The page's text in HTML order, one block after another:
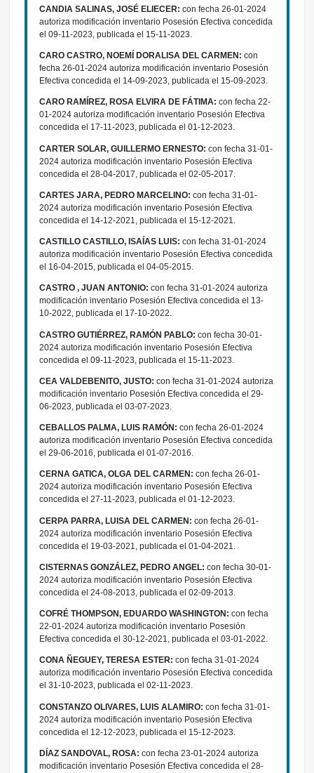
CANDIA SALINAS, JOSÉ ELIECER: con fecha 26-01-2024
autoriza modificación inventario Posesión Efectiva concedida
el 09-11-2023, publicada el 15-11-2023.
CARO CASTRO, NOEMÍ DORALISA DEL CARMEN: con
fecha 26-01-2024 autoriza modificación inventario Posesión
Efectiva concedida el 14-09-2023, publicada el 15-09-2023.
CARO RAMÍREZ, ROSA ELVIRA DE FÁTIMA: con fecha 22-
01-2024 autoriza modificación inventario Posesión Efectiva
concedida el 17-11-2023, publicada el 01-12-2023.
CARTER SOLAR, GUILLERMO ERNESTO: con fecha 31-01-
2024 autoriza modificación inventario Posesión Efectiva
concedida el 28-04-2017, publicada el 02-05-2017.
CARTES JARA, PEDRO MARCELINO: con fecha 31-01-
2024 autoriza modificación inventario Posesión Efectiva
concedida el 14-12-2021, publicada el 15-12-2021.
CASTILLO CASTILLO, ISAÍAS LUIS: con fecha 31-01-2024
autoriza modificación inventario Posesión Efectiva concedida
el 16-04-2015, publicada el 04-05-2015.
CASTRO , JUAN ANTONIO: con fecha 31-01-2024 autoriza
modificación inventario Posesión Efectiva concedida el 13-
10-2022, publicada el 17-10-2022.
CASTRO GUTIÉRREZ, RAMÓN PABLO: con fecha 30-01-
2024 autoriza modificación inventario Posesión Efectiva
concedida el 09-11-2023, publicada el 15-11-2023.
CEA VALDEBENITO, JUSTO: con fecha 31-01-2024 autoriza
modificación inventario Posesión Efectiva concedida el 29-
06-2023, publicada el 03-07-2023.
CEBALLOS PALMA, LUIS RAMÓN: con fecha 26-01-2024
autoriza modificación inventario Posesión Efectiva concedida
el 29-06-2016, publicada el 01-07-2016.
CERNA GATICA, OLGA DEL CARMEN: con fecha 26-01-
2024 autoriza modificación inventario Posesión Efectiva
concedida el 27-11-2023, publicada el 01-12-2023.
CERPA PARRA, LUISA DEL CARMEN: con fecha 26-01-
2024 autoriza modificación inventario Posesión Efectiva
concedida el 19-03-2021, publicada el 01-04-2021.
CISTERNAS GONZÁLEZ, PEDRO ANGEL: con fecha 30-01-
2024 autoriza modificación inventario Posesión Efectiva
concedida el 24-08-2013, publicada el 02-09-2013.
COFRÉ THOMPSON, EDUARDO WASHINGTON: con fecha
22-01-2024 autoriza modificación inventario Posesión
Efectiva concedida el 30-12-2021, publicada el 03-01-2022.
CONA ÑEGUEY, TERESA ESTER: con fecha 31-01-2024
autoriza modificación inventario Posesión Efectiva concedida
el 31-10-2023, publicada el 02-11-2023.
CONSTANZO OLIVARES, LUIS ALAMIRO: con fecha 31-01-
2024 autoriza modificación inventario Posesión Efectiva
concedida el 12-12-2023, publicada el 15-12-2023.
DÍAZ SANDOVAL, ROSA: con fecha 23-01-2024 autoriza
modificación inventario Posesión Efectiva concedida el 28-